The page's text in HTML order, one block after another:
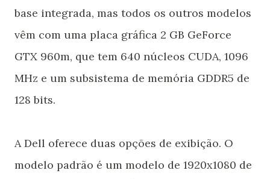
base integrada, mas todos os outros modelos
vêm com uma placa gráfica 2 GB GeForce
GTX 960m, que tem 640 núcleos CUDA, 1096
MHz e um subsistema de memória GDDR5 de
128 bits.
A Dell oferece duas opções de exibição. O
modelo padrão é um modelo de 1920x1080 de